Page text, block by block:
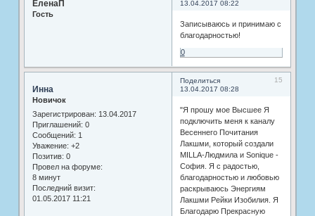
13.04.2017 08:22
ЕленаП
Гость
Записываюсь и принимаю с
благодарностью!
0
Поделиться
15
13.04.2017 08:28
Инна
Новичок
Зарегистрирован: 13.04.2017
Приглашений: 0
Сообщений: 1
Уважение: +2
Позитив: 0
Провел на форуме:
8 минут
Последний визит:
01.05.2017 11:21
"Я прошу мое Высшее Я
подключить меня к каналу
Весеннего Почитания
Лакшми, который создали
MILLA-Людмила и Sonique -
София. Я с радостью,
благодарностью и любовью
раскрываюсь Энергиям
Лакшми Рейки Изобилия. Я
Благодарю Прекрасную